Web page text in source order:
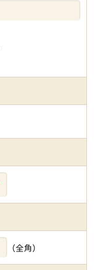
（全角）